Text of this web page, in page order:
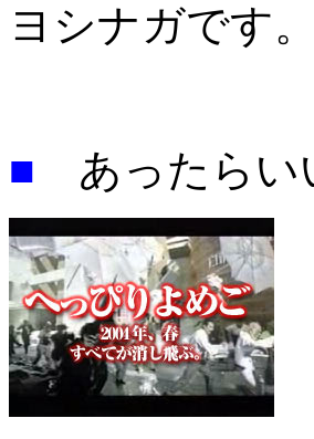
ヨシナガです。
■ あったらい